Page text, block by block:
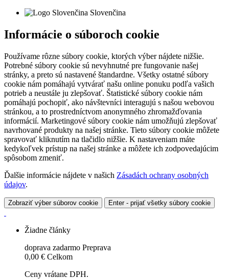
Slovenčina
Informácie o súboroch cookie
Používame rôzne súbory cookie, ktorých výber nájdete nižšie.
Potrebné súbory cookie sú nevyhnutné pre fungovanie našej
stránky, a preto sú nastavené štandardne. Všetky ostatné súbory
cookie nám pomáhajú vytvárať našu online ponuku podľa vašich
potrieb a neustále ju zlepšovať. Štatistické súbory cookie nám
pomáhajú pochopiť, ako návštevníci interagujú s našou webovou
stránkou, a to prostredníctvom anonymného zhromažďovania
informácií. Marketingové súbory cookie nám umožňujú zlepšovať
navrhované produkty na našej stránke. Tieto súbory cookie môžete
spravovať kliknutím na tlačidlo nižšie. K nastaveniam máte
kedykoľvek prístup na našej stránke a môžete ich zodpovedajúcim
spôsobom zmeniť.
Ďalšie informácie nájdete v našich Zásadách ochrany osobných
údajov.
Zobraziť výber súborov cookie Enter - prijať všetky súbory cookie
Žiadne články
doprava zadarmo Preprava
0,00 € Celkom
Ceny vrátane DPH.